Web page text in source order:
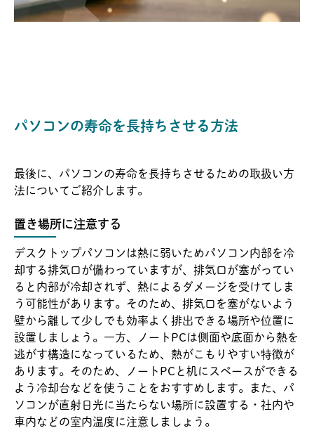
パソコンの寿命を長持ちさせる方法
最後に、パソコンの寿命を長持ちさせるための取扱い方
法についてご紹介します。
置き場所に注意する
デスクトップパソコンは熱に弱いためパソコン内部を冷
却する排気口が備わっていますが、排気口が塞がってい
ると内部が冷却されず、熱によるダメージを受けてしま
う可能性があります。そのため、排気口を塞がないよう
壁から離して少しでも効率よく排出できる場所や位置に
設置しましょう。一方、ノートPCは側面や底面から熱を
逃がす構造になっているため、熱がこもりやすい特徴が
あります。そのため、ノートPCと机にスペースができる
よう冷却台などを使うことをおすすめします。また、パ
ソコンが直射日光に当たらない場所に設置する・社内や
車内などの室内温度に注意しましょう。